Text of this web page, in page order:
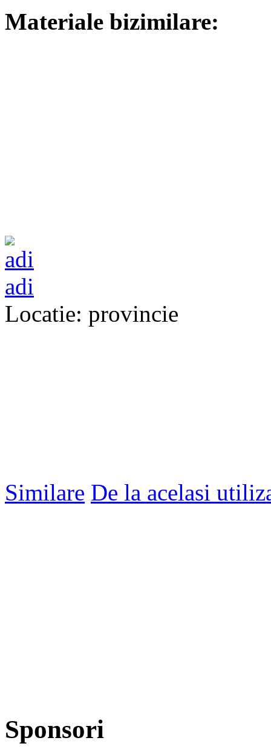
Materiale bizimilare:
adi
Locatie: provincie
Similare De la acelasi
Sponsori